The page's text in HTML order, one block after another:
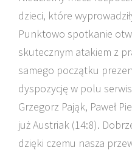
dzieci, które
Punktowo spotkanie
skutecznym atakiem z
samego początku
dyspozycję w polu
Grzegorz Pająk, Paweł
już Austriak (14:8).
dzięki czemu nasza